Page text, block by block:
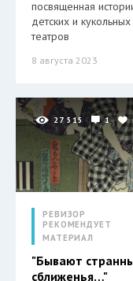
посвященная
детских и кукольных
театров
8 августа 2023
27 515 1
РЕВИЗОР
РЕКОМЕНДУЕТ
МАТЕРИАЛ
"Бывают
сближенья…"